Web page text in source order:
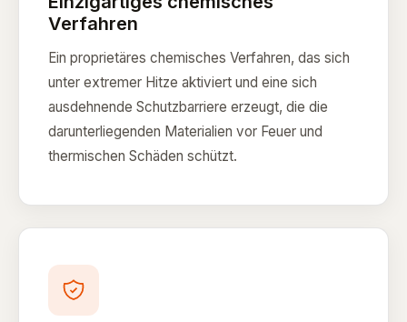
Verfahren
Ein proprietäres chemisches Verfahren, das sich
unter extremer Hitze aktiviert und eine sich
ausdehnende Schutzbarriere erzeugt, die die
darunterliegenden Materialien vor Feuer und
thermischen Schäden schützt.